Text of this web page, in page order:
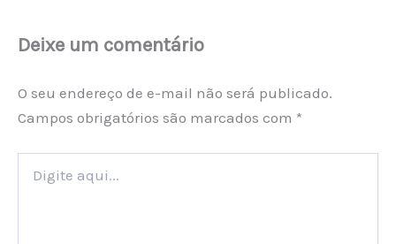
Deixe um comentário
O seu endereço de e-mail não será publicado.
Campos obrigatórios são marcados com *
aqui...